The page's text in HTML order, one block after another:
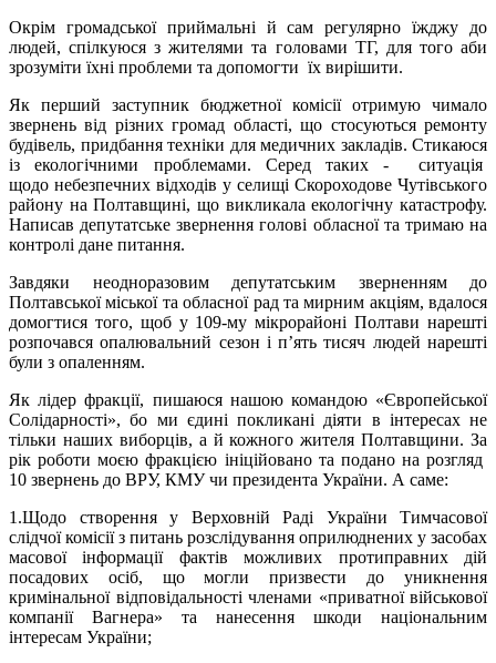
Окрім громадської приймальні й сам регулярно їжджу до
людей, спілкуюся з жителями та головами ТГ, для того аби
зрозуміти їхні проблеми та допомогти їх вирішити.
Як перший заступник бюджетної комісії отримую чимало
звернень від різних громад області, що стосуються ремонту
будівель, придбання техніки для медичних закладів. Стикаюся
із екологічними проблемами. Серед таких - ситуація
щодо небезпечних відходів у селищі Скороходове Чутівського
району на Полтавщині, що викликала екологічну катастрофу.
Написав депутатське звернення голові обласної та тримаю на
контролі дане питання.
Завдяки неодноразовим депутатським зверненням до
Полтавської міської та обласної рад та мирним акціям, вдалося
домогтися того, щоб у 109-му мікрорайоні Полтави нарешті
розпочався опалювальний сезон і п’ять тисяч людей нарешті
були з опаленням.
Як лідер фракції, пишаюся нашою командою «Європейської
Солідарності», бо ми єдині покликані діяти в інтересах не
тільки наших виборців, а й кожного жителя Полтавщини. За
рік роботи моєю фракцією ініційовано та подано на розгляд
10 звернень до ВРУ, КМУ чи президента України. А саме:
1.Щодо створення у Верховній Раді України Тимчасової
слідчої комісії з питань розслідування оприлюднених у засобах
масової інформації фактів можливих протиправних дій
посадових осіб, що могли призвести до уникнення
кримінальної відповідальності членами «приватної військової
компанії Вагнера» та нанесення шкоди національним
інтересам України;